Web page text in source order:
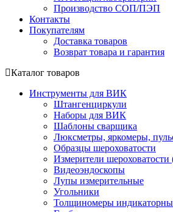
Производство СОП/ПЭП
Контакты
Покупателям
Доставка товаров
Возврат товара и гарантия
Каталог товаров
Инструменты для ВИК
Штангенциркули
Наборы для ВИК
Шаблоны сварщика
Люксметры, яркомеры,
Образцы шероховатости
Измерители
Видеоэндоскопы
Лупы измерительные
Угольники
Толщиномеры